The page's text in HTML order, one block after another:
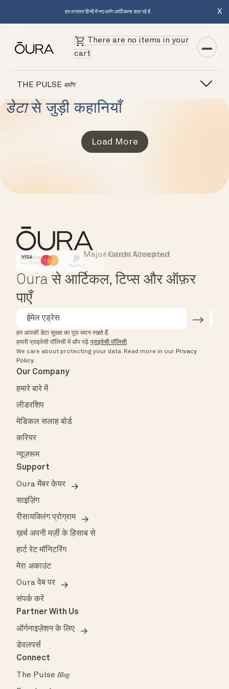
हम लगातार हिन्दी में नए ब्लॉग आर्टिकल्स डाल रहे हैं. X
There are no items in your
cart
THE PULSE ब्लॉग
डेटासे जुड़ी कहानियाँ
Load More
HSA/FSA Eligible
Affirm
Instant Checkout
Major Cards Accepted
Oura से आर्टिकल, टिप्स और ऑफ़र
पाएँ
हम आपकी डेटा सुरक्षा का पूरा ध्यान रखते हैं.
हमारी प्राइवेसी पॉलिसी में और पढ़ें. प्राइवेसी पॉलिसी.
We care about protecting your data. Read more in our Privacy
Policy.
Our Company
हमारे बारे में
लीडरशिप
मेडिकल सलाह बोर्ड
करियर
न्यूज़रूम
Support
Oura मेंबर केयर
साइज़िंग
रीसायक्लिंग प्रोग्राम
ख़र्च अपनी मर्ज़ी के हिसाब से
हार्ट रेट मॉनिटरिंग
मेरा अकाउंट
Oura वेब पर
संपर्क करें
Partner With Us
ऑर्गनाइज़ेशन के लिए
डेवलपर्स
Connect
The PulseBlog